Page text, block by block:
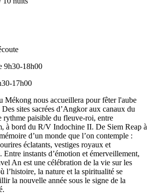
9h30-18h00
17h00
Mékong nous accueillera pour fêter l'aube
sites sacrées d’Angkor aux canaux du
rythme paisible du fleuve-roi, entre
à bord du R/V Indochine II. De Siem Reap à
d’un monde que l’on contemple :
éclatants, vestiges royaux et
Entre instants d’émotion et émerveillement,
An est une célébration de la vie sur les
l’histoire, la nature et la spiritualité se
la nouvelle année sous le signe de la